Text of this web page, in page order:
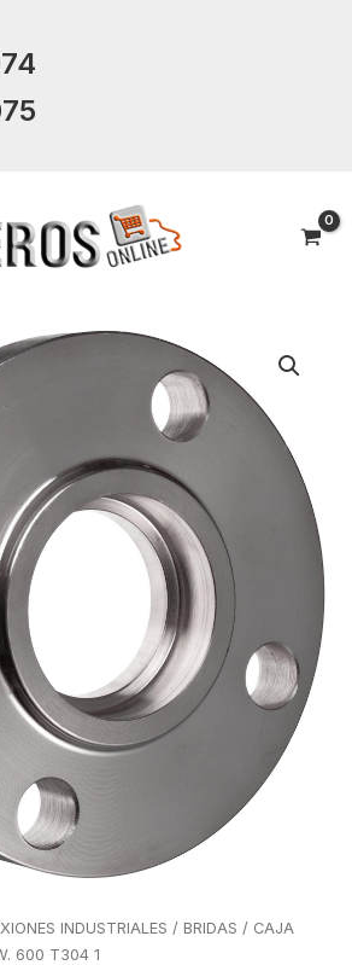
INDUSTRIALES / BRIDAS / CAJA
600 T304 1